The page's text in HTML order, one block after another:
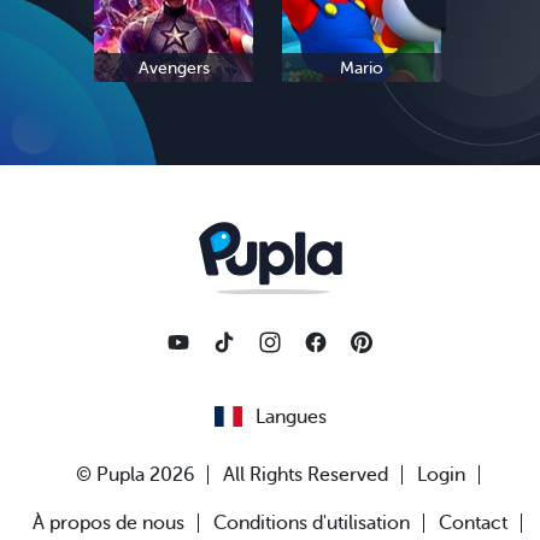
Avengers Mario
Langues
© Pupla 2026 All Rights Reserved Login
À propos de nous Conditions d'utilisation Contact